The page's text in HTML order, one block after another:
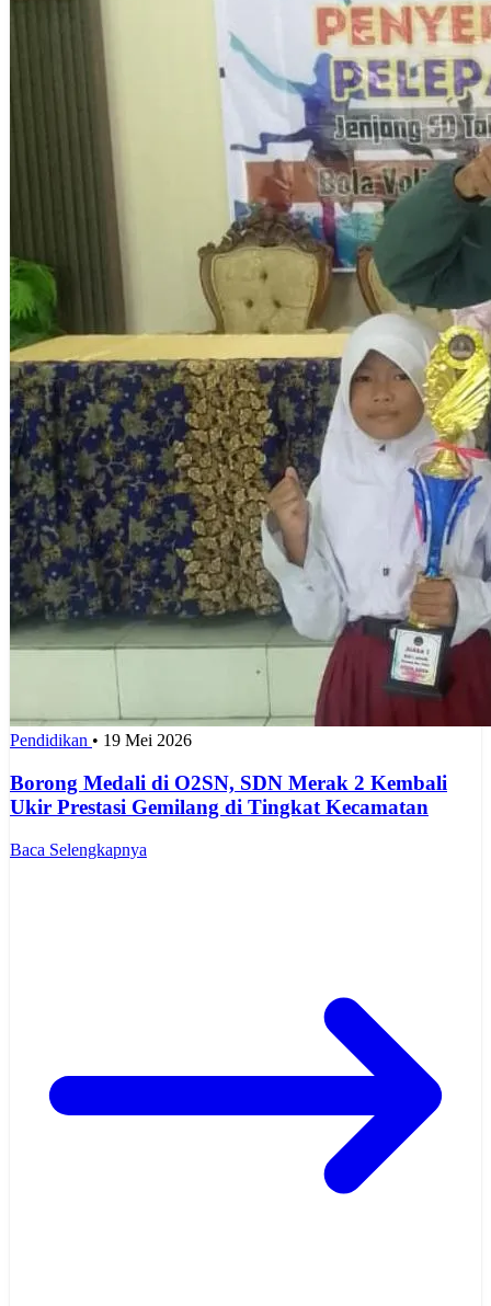
Pendidikan • 19 Mei 2026
Borong Medali di O2SN, SDN Merak 2 Kembali
Ukir Prestasi Gemilang di Tingkat Kecamatan
Baca Selengkapnya